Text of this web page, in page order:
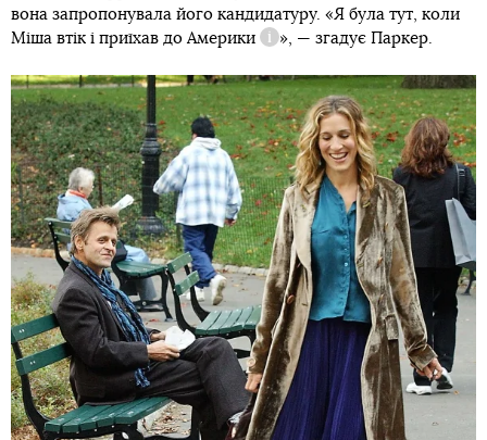
вона запропонувала його кандидатуру. «Я була тут, коли
Міша втік і приїхав до Америки
Довідка
», — згадує Паркер.